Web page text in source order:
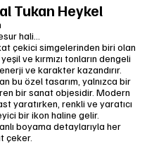
Tukan Heykel
hali…
çekici simgelerinden biri olan
ve kırmızı tonların dengeli
ve karakter kazandırır.
bu özel tasarım, yalnızca bir
bir sanat objesidir. Modern
yaratırken, renkli ve yaratıcı
bir ikon haline gelir.
boyama detaylarıyla her
çeker.